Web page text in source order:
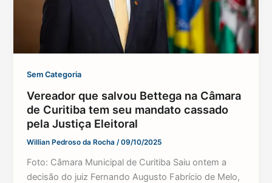
Sem Categoria
Vereador que salvou Bettega na Câmara
de Curitiba tem seu mandato cassado
pela Justiça Eleitoral
Willian Pedroso da Rocha /09/10/2025
Foto: Câmara Municipal de Curitiba Saiu ontem a
decisão do juiz Fernando Augusto Fabrício de Melo,